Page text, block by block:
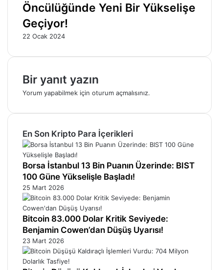
Öncülüğünde Yeni Bir Yükselişe
Geçiyor!
22 Ocak 2024
Bir yanıt yazın
Yorum yapabilmek için oturum açmalısınız.
En Son Kripto Para İçerikleri
Borsa İstanbul 13 Bin Puanın Üzerinde: BIST
100 Güne Yükselişle Başladı!
25 Mart 2026
Bitcoin 83.000 Dolar Kritik Seviyede:
Benjamin Cowen’dan Düşüş Uyarısı!
23 Mart 2026